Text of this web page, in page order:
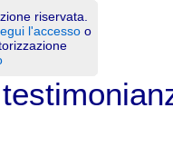
riservata.
l'accesso o